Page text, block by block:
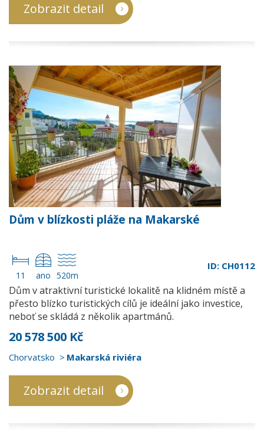
Zobrazit detail
Dům v blízkosti pláže na Makarské
11 ano 520m
ID: CH0112
Dům v atraktivní turistické lokalitě na klidném místě a
přesto blízko turistických cílů je ideální jako investice,
neboť se skládá z několik apartmánů.
20 578 500 Kč
Chorvatsko Makarská riviéra
Zobrazit detail